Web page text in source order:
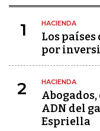
1 HACIENDA
Los
por
2 HACIENDA
ADN del
Espriella